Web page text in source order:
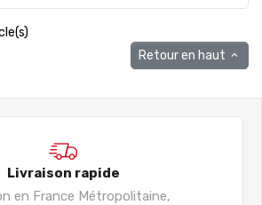
Retour en haut 
Livraison rapide
en France Métropolitaine,